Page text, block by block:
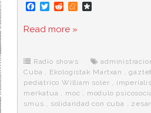
F
c
e
o
k
T
i
t
r
R
d
d
M
e
r
a
Read more »
Radio shows
Cuba , Ekologistak Martxan ,
pediátrico William soler ,
merkatua , moc , modulo
smus , solidaridad con cuba ,